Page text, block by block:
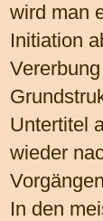
wird man
Initiation
Untertitel
wieder
In den